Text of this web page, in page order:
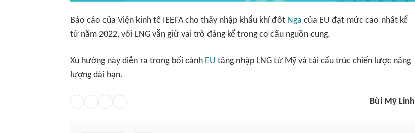
Báo cáo của Viện kinh tế IEEFA cho thấy nhập khẩu khí đốt Nga của EU đạt mức cao nhất kể
từ năm 2022, với LNG vẫn giữ vai trò đáng kể trong cơ cấu nguồn cung.
Xu hướng này diễn ra trong bối cảnh EU tăng nhập LNG từ Mỹ và tái cấu trúc chiến lược năng
lượng dài hạn.
Bùi Mỹ Linh